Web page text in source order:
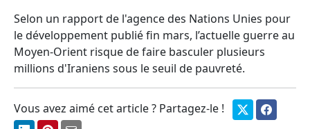
Selon un rapport de l'agence des Nations Unies pour
le développement publié fin mars, l’actuelle guerre au
Moyen-Orient risque de faire basculer plusieurs
millions d'Iraniens sous le seuil de pauvreté.
Vous avez aimé cet article ? Partagez-le !